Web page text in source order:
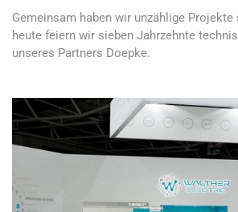
Gemeinsam haben wir unzählige
heute feiern wir sieben Jahrzehnte
unseres Partners Doepke.